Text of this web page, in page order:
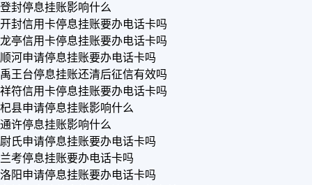
登封停息挂账影响什么
开封信用卡停息挂账要办电话卡吗
龙亭信用卡停息挂账要办电话卡吗
顺河申请停息挂账要办电话卡吗
禹王台停息挂账还清后征信有效吗
祥符信用卡停息挂账要办电话卡吗
杞县申请停息挂账影响什么
通许停息挂账影响什么
尉氏申请停息挂账要办电话卡吗
兰考停息挂账要办电话卡吗
洛阳申请停息挂账要办电话卡吗